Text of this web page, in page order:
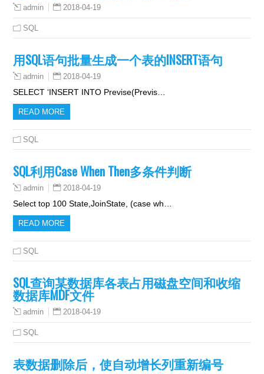
admin 2018-04-19
SQL
用SQL语句批量生成一个表的INSERT语句
admin 2018-04-19
SELECT ‘INSERT INTO Previse(Previs…
READ MORE
SQL
SQL利用Case When Then多条件判断
admin 2018-04-19
Select top 100 State,JoinState, (case wh…
READ MORE
SQL
SQL查询某数据库各表占用磁盘空间和收缩
数据库MDF文件
admin 2018-04-19
SQL
表数据删除后，使自动增长列重新编号